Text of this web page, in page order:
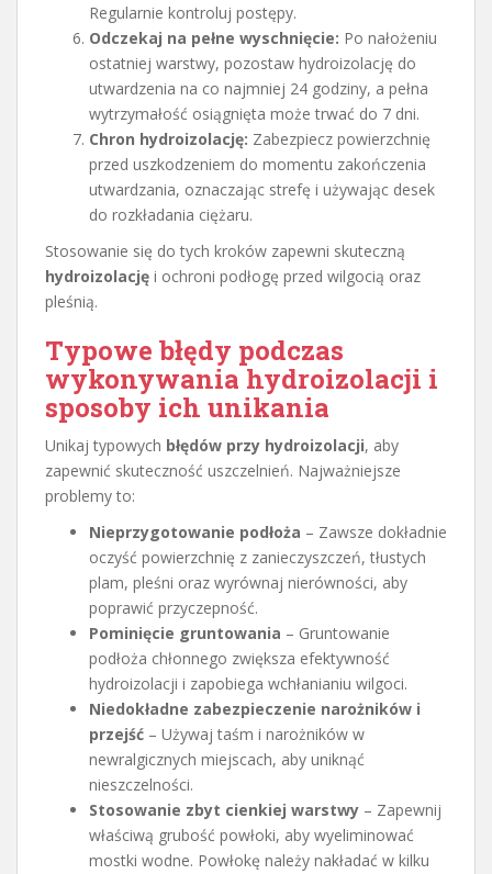
Regularnie kontroluj postępy.
Odczekaj na pełne wyschnięcie: Po nałożeniu
ostatniej warstwy, pozostaw hydroizolację do
utwardzenia na co najmniej 24 godziny, a pełna
wytrzymałość osiągnięta może trwać do 7 dni.
Chron hydroizolację: Zabezpiecz powierzchnię
przed uszkodzeniem do momentu zakończenia
utwardzania, oznaczając strefę i używając desek
do rozkładania ciężaru.
Stosowanie się do tych kroków zapewni skuteczną
hydroizolację i ochroni podłogę przed wilgocią oraz
pleśnią.
Typowe błędy podczas
wykonywania hydroizolacji i
sposoby ich unikania
Unikaj typowych błędów przy hydroizolacji, aby
zapewnić skuteczność uszczelnień. Najważniejsze
problemy to:
Nieprzygotowanie podłoża – Zawsze dokładnie
oczyść powierzchnię z zanieczyszczeń, tłustych
plam, pleśni oraz wyrównaj nierówności, aby
poprawić przyczepność.
Pominięcie gruntowania – Gruntowanie
podłoża chłonnego zwiększa efektywność
hydroizolacji i zapobiega wchłanianiu wilgoci.
Niedokładne zabezpieczenie narożników i
przejść – Używaj taśm i narożników w
newralgicznych miejscach, aby uniknąć
nieszczelności.
Stosowanie zbyt cienkiej warstwy – Zapewnij
właściwą grubość powłoki, aby wyeliminować
mostki wodne. Powłokę należy nakładać w kilku